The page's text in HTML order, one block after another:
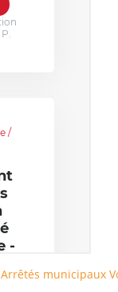
municipaux